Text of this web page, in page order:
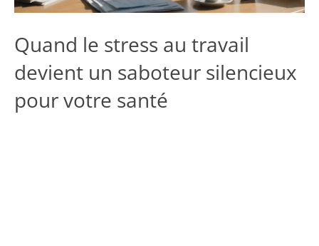
Quand le stress au travail
devient un saboteur silencieux
pour votre santé